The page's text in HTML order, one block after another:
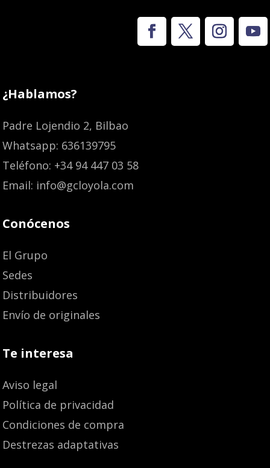
¿Hablamos?
Padre Lojendio 2, Bilbao
Whatsapp: 636139795
Teléfono: +34 94 447 03 58
Email: info@gcloyola.com
Conócenos
El Grupo
Sedes
Distribuidores
Envío de originales
Te interesa
Aviso legal
Política de privacidad
Condiciones de compra
Destrezas adaptativas